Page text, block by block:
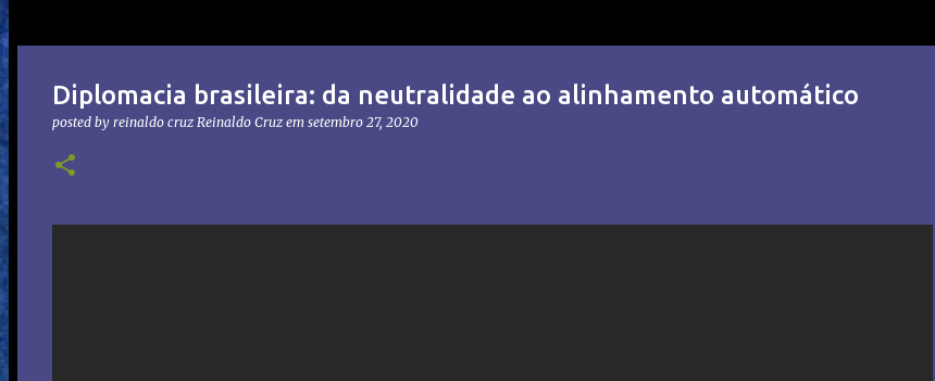
Diplomacia brasileira: da neutralidade ao alinhamento automático
posted by reinaldo cruz Reinaldo Cruz em setembro 27, 2020